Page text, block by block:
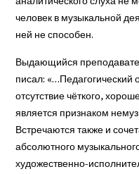
человек в музыкальной
ней не способен.
Выдающийся
писал: «…Педагогический
отсутствие чёткого,
является признаком
Встречаются также и
абсолютного
художественно-